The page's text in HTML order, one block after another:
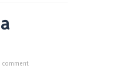
comment